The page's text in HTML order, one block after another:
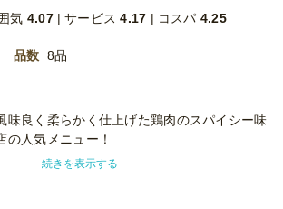
気 4.07 サービス 4.17 コスパ 4.25
品数 8品
味良く柔らかく仕上げた鶏肉のスパイシー味
の人気メニュー！
菜の数々、旬の鮮魚のちらしも楽しめるプラ
続きを表示する